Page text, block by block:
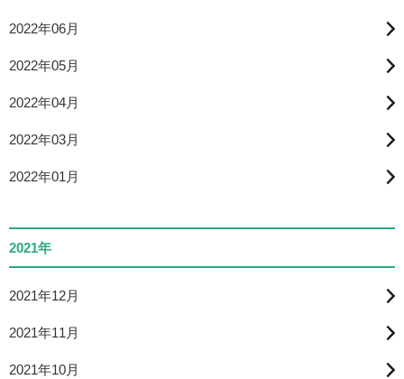
2022年06月
2022年05月
2022年04月
2022年03月
2022年01月
2021年
2021年12月
2021年11月
2021年10月